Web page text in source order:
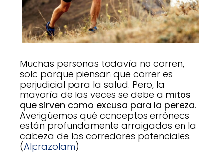
Muchas personas todavía no corren,
solo porque piensan que correr es
perjudicial para la salud. Pero, la
mayoría de las veces se debe a mitos
que sirven como excusa para la pereza.
Averigüemos qué conceptos erróneos
están profundamente arraigados en la
cabeza de los corredores potenciales.
(Alprazolam)